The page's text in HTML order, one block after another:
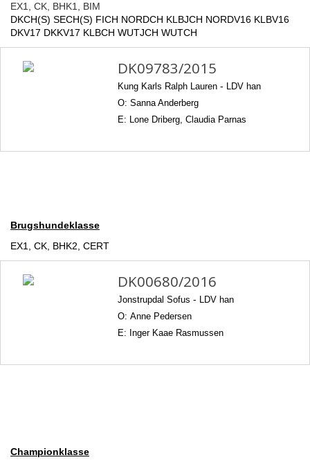
EX1, CK, BHK1, BIM
DKCH(S) SECH(S) FICH NORDCH KLBJCH NORDV16 KLBV16
DKV17 DKKV17 KLBCH WUTJCH WUTCH
DK09783/2015
Kung Karls Ralph Lauren - LDV han
O: Sanna Anderberg
E: Lone Driberg, Claudia Parnas
Brugshundeklasse
EX1, CK, BHK2, CERT
DK00680/2016
Jonstrupdal Sofus -
LDV han
O: Anne Pedersen
E: Inger Kaae Rasmussen
Championklasse